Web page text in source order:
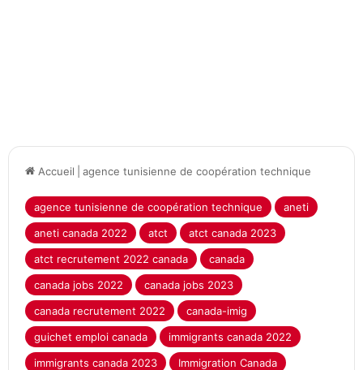
Accueil agence tunisienne de coopération technique
agence tunisienne de coopération technique
aneti
aneti canada 2022
atct
atct canada 2023
atct recrutement 2022 canada
canada
canada jobs 2022
canada jobs 2023
canada recrutement 2022
canada-imig
guichet emploi canada
immigrants canada 2022
immigrants canada 2023
Immigration Canada